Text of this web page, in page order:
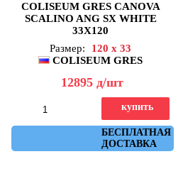
COLISEUM GRES CANOVA
SCALINO ANG SX WHITE
33X120
Размер:
120 x 33
COLISEUM GRES
12895 д/шт
БЕСПЛАТНАЯ
ДОСТАВКА
купить
Артикул: 620070002824